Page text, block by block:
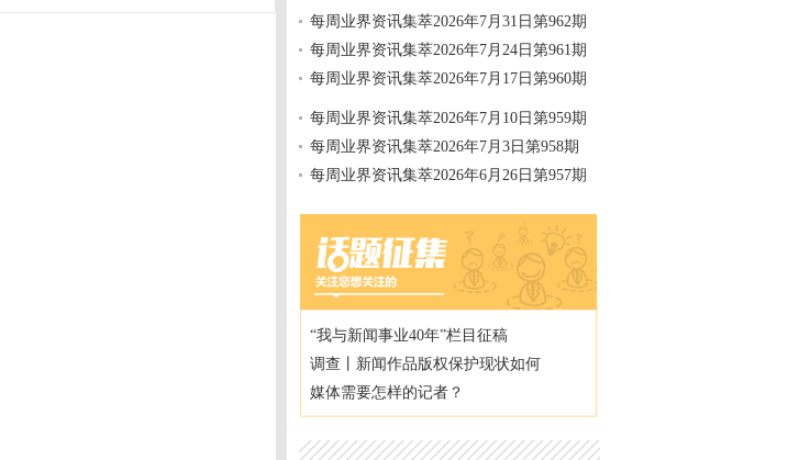
每周业界资讯集萃2026年7月31日第962期
每周业界资讯集萃2026年7月24日第961期
每周业界资讯集萃2026年7月17日第960期
每周业界资讯集萃2026年7月10日第959期
每周业界资讯集萃2026年7月3日第958期
每周业界资讯集萃2026年6月26日第957期
“我与新闻事业40年”栏目征稿
调查丨新闻作品版权保护现状如何
媒体需要怎样的记者？